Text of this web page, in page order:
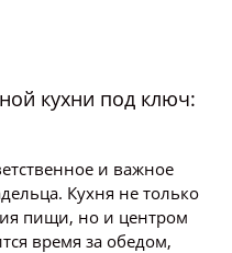
кухни под ключ:
и важное
Кухня не только
пищи, но и центром
время за обедом,